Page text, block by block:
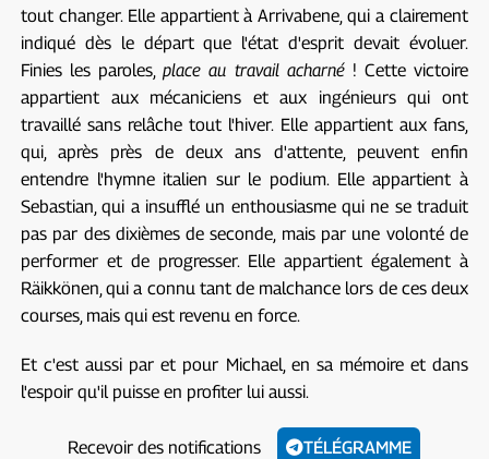
tout changer. Elle appartient à Arrivabene, qui a clairement
indiqué dès le départ que l'état d'esprit devait évoluer.
Finies les paroles,place au travail acharné! Cette victoire
appartient aux mécaniciens et aux ingénieurs qui ont
travaillé sans relâche tout l'hiver. Elle appartient aux fans,
qui, après près de deux ans d'attente, peuvent enfin
entendre l'hymne italien sur le podium. Elle appartient à
Sebastian, qui a insufflé un enthousiasme qui ne se traduit
pas par des dixièmes de seconde, mais par une volonté de
performer et de progresser. Elle appartient également à
Räikkönen, qui a connu tant de malchance lors de ces deux
courses, mais qui est revenu en force.
Et c'est aussi par et pour Michael, en sa mémoire et dans
l'espoir qu'il puisse en profiter lui aussi.
Recevoir des notifications TÉLÉGRAMME